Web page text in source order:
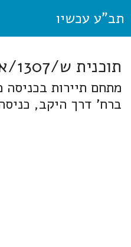
תב"ע עכשיו
תוכנית ש/1307/א יישובי הברון
מתחם תיירות בכניסה
ברח' דרך היקב,